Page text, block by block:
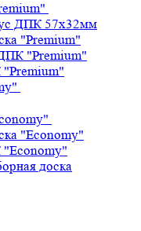
ДПК 57х32мм
"Premium"
"Premium"
"Economy"
доска